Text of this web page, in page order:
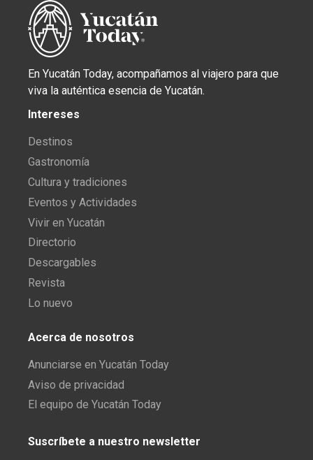
En Yucatán Today, acompañamos al viajero para que
viva la auténtica esencia de Yucatán.
Intereses
Destinos
Gastronomía
Cultura y tradiciones
Eventos y Actividades
Vivir en Yucatán
Directorio
Descargables
Revista
Lo nuevo
Acerca de nosotros
Anunciarse en Yucatán Today
Aviso de privacidad
El equipo de Yucatán Today
Suscríbete a nuestro newsletter